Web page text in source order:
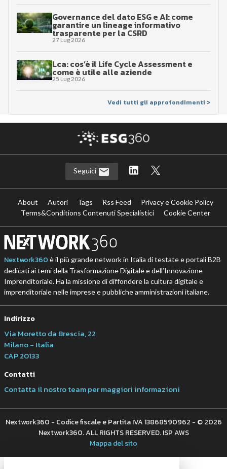
Governance del dato ESG e AI: come
garantire un lineage informativo
trasparente per la CSRD
27 Lug 2026
Lca: cos’è il Life Cycle Assessment e
come è utile alle aziende
25 Lug 2026
Vedi tutti gli approfondimenti >
Seguici
About Autori Tags Rss Feed
Privacy e Cookie Policy
Terms&Conditions Contenuti Specialistici
Cookie Center
Nextwork360 è il più grande network in Italia di testate e portali B2B
dedicati ai temi della Trasformazione Digitale e dell’Innovazione
Imprenditoriale. Ha la missione di diffondere la cultura digitale e
imprenditoriale nelle imprese e pubbliche amministrazioni italiane.
Indirizzo
Via Moretto da Brescia, 22
Milano - Italia
CAP 20133
Contatti
Contatta il nostro team per maggiori informazioni
Nextwork360 - Codice fiscale e Partita IVA 13868590962 - © 2026
Nextwork360. ALL RIGHTS RESERVED. ISP AWS
Mappa del sito